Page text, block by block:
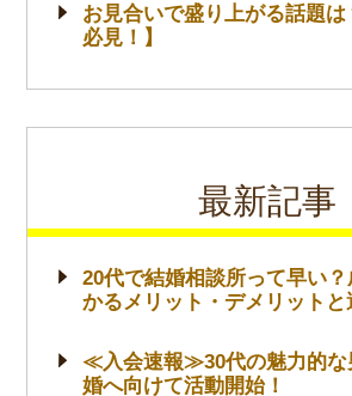
お見合いで盛り上がる話題
必見！】
最新記事
20代で結婚相談所って早い
かるメリット・デメリットと
≪入会速報≫30代の魅力的な
婚へ向けて活動開始！